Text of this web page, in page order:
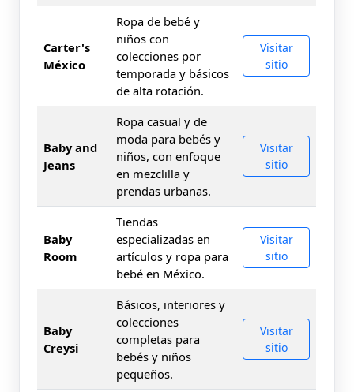
Carter's
México
Ropa de bebé y
niños con
colecciones por
temporada y básicos
de alta rotación.
Visitar
sitio
Baby and
Jeans
Ropa casual y de
moda para bebés y
niños, con enfoque
en mezclilla y
prendas urbanas.
Visitar
sitio
Baby
Room
Tiendas
especializadas en
artículos y ropa para
bebé en México.
Visitar
sitio
Baby
Creysi
Básicos, interiores y
colecciones
completas para
bebés y niños
pequeños.
Visitar
sitio